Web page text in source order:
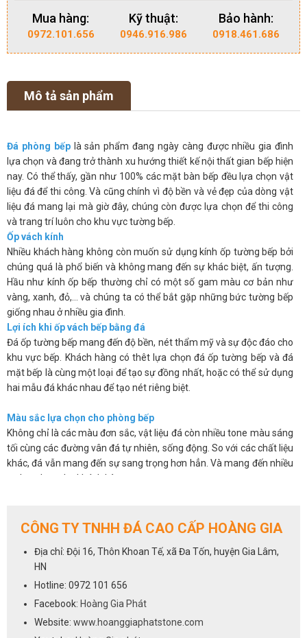
Mua hàng:
0972.101.656
Kỹ thuật:
0946.916.986
Bảo hành:
0918.461.686
Mô tả sản phẩm
Đá phòng bếplà sản phẩm đang ngày càng được nhiều gia đình
lựa chọn và đang trở thành xu hướng thiết kế nội thất gian bếp hiện
nay. Có thể thấy, gần như 100% các mặt bàn bếp đều lựa chọn vật
liệu đá để thi công. Và cũng chính vì độ bền và vẻ đẹp của dòng vật
liệu đá mang lại mà giờ đây, chúng còn được lựa chọn để thi công
và trang trí luôn cho khu vực tường bếp.
Ốp vách kính
Nhiều khách hàng không còn muốn sử dụng kính ốp tường bếp bởi
chúng quá là phổ biến và không mang đến sự khác biệt, ấn tượng.
Hầu như kính ốp bếp thường chỉ có một số gam màu cơ bản như
vàng, xanh, đỏ,… và chúng ta có thể bắt gặp những bức tường bếp
giống nhau ở nhiều gia đình.
Lợi ích khi ốp vách bếp bằng đá
Đá ốp tường bếp mang đến độ bền, nét thẩm mỹ và sự độc đáo cho
khu vực bếp. Khách hàng có thêt lựa chọn đá ốp tường bếp và đá
mặt bếp là cùng một loại để tạo sự đồng nhất, hoặc có thể sử dụng
hai mẫu đá khác nhau để tạo nét riêng biệt.
Màu sắc lựa chọn cho phòng bếp
Không chỉ là các màu đơn sắc, vật liệu đá còn nhiều tone màu sáng
tối cùng các đường vân đá tự nhiên, sống động. So với các chất liệu
khác, đá vẫn mang đến sự sang trọng hơn hẳn. Và mang đến nhiều
sự lựa chọn cho khách hàng.
giúp bạn sẽ dễ dàng vệ sinh và luôn mang lại sự sạch sẽ.
bếp. Chúng khắc phục được những hạn chế về mẫu mã, màu sắc lại
vừa mang đến vẻ sang trọng và độ bền cho sản phẩm.
Cách lựa chọn đá cho phòng bếp
tất cả các dòng đá sử dụng để ốp mặt bếp đều có thể dùng cho vị trí
CÔNG TY TNHH ĐÁ CAO CẤP HOÀNG GIA
Địa chỉ: Đội 16, Thôn Khoan Tế, xã Đa Tốn, huyện Gia Lâm,
HN
Hotline: 0972 101 656
Facebook: Hoàng Gia Phát
Website: www.hoanggiaphatstone.com